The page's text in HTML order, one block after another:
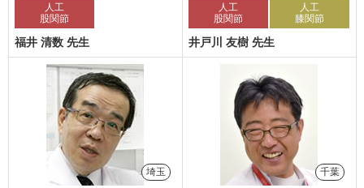
人工
股関節
福井 清数 先生
人工
股関節
人工
膝関節
井戸川 友樹 先生
埼玉 千葉